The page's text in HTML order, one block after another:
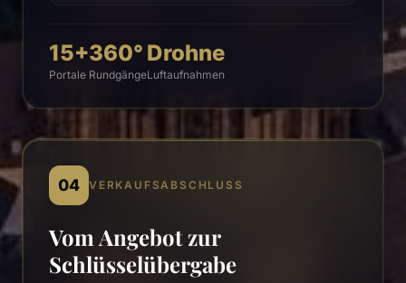
15+
Portale
360°
Rundgänge
Drohne
Luftaufnahmen
04 VERKAUFSABSCHLUSS
Vom Angebot zur
Schlüsselübergabe